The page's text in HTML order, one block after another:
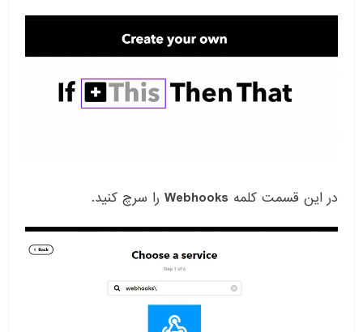
در این قسمت کلمه Webhooks را سرچ کنید.